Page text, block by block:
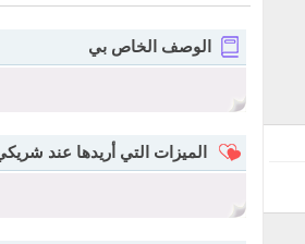
الوصف الخاص بي
الميزات التي أريدها عند